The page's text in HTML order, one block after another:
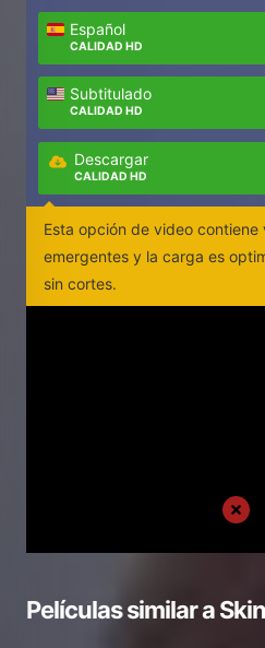
Español
CALIDAD HD
Subtitulado
CALIDAD HD
Descargar
CALIDAD HD
Esta opción de video contiene
emergentes y la carga es
sin cortes.
Películas similar a